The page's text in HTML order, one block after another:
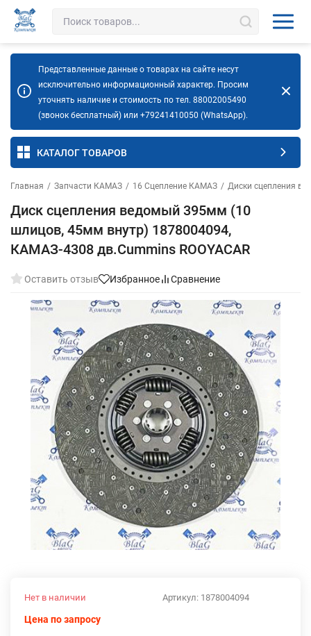
Представленные данные о товарах на сайте несут
исключительно информационный характер. Просим
уточнять наличие и стоимость по тел. 88002005490
(звонок бесплатный) или +79241410050 (WhatsApp).
КАТАЛОГ ТОВАРОВ
Главная / Запчасти КАМАЗ / 16 Сцепление КАМАЗ / Диски сцепления
Диск сцепления ведомый 395мм (10
шлицов, 45мм внутр) 1878004094,
КАМАЗ-4308 дв.Cummins ROOYACAR
Оставить отзыв Избранное Сравнение
Артикул: 1878004094
Нет в наличии
Цена по запросу